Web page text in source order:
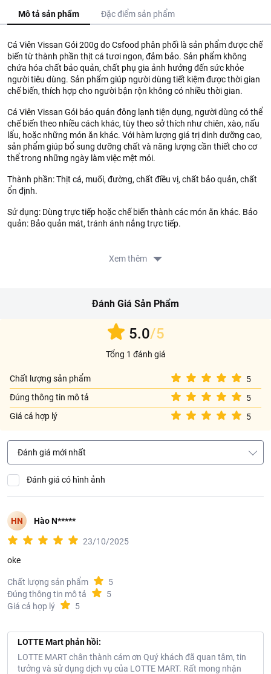
Mô tả sản phẩm Đặc điểm sản phẩm
Cá Viên Vissan Gói 200g do Csfood phân phối là sản phẩm được chế
biến từ thành phần thịt cá tươi ngon, đảm bảo. Sản phẩm không
chứa hóa chất bảo quản, chất phụ gia ảnh hưởng đến sức khỏe
người tiêu dùng. Sản phẩm giúp người dùng tiết kiệm được thời gian
chế biến, thích hợp cho người bận rộn không có nhiều thời gian.
Cá Viên Vissan Gói bảo quản đông lạnh tiện dụng, người dùng có thể
chế biến theo nhiều cách khác, tùy theo sở thích như chiên, xào, nấu
lẩu, hoặc những món ăn khác. Với hàm lượng giá trị dinh dưỡng cao,
sản phẩm giúp bổ sung dưỡng chất và năng lượng cần thiết cho cơ
thể trong những ngày làm việc mệt mỏi.
Thành phần: Thịt cá, muối, đường, chất điều vị, chất bảo quản, chất
ổn định.
Sử dụng: Dùng trực tiếp hoặc chế biến thành các món ăn khác. Bảo
quản: Bảo quản mát, tránh ánh nắng trực tiếp.
Xem thêm
Đánh Giá Sản Phẩm
5.0/5
Tổng 1 đánh giá
Chất lượng sản phẩm
5
Đúng thông tin mô tả
5
Giá cả hợp lý
5
Đánh giá mới nhất
Đánh giá có hình ảnh
HN Hào N*****
23/10/2025
oke
Chất lượng sản phẩm
5
Đúng thông tin mô tả
5
Giá cả hợp lý
5
LOTTE Mart phản hồi:
LOTTE MART chân thành cám ơn Quý khách đã quan tâm, tin
tưởng và sử dụng dịch vụ của LOTTE MART. Rất mong nhận